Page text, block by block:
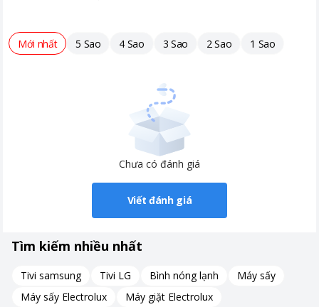
Mặt trước và mặt sau của Galaxy S23 FE đều trang bị kính
Corning Gorilla Glass 5, giúp hạn chế trầy xước và nứt vỡ khi va
Thêm vào đó, điện thoại đạt chuẩn kháng bụi và nước IP68,
đảm bảo an toàn hơn trong nhiều môi trường.
Phiên bản Fan Edition này cung cấp 4 tùy chọn màu cơ bản:
Trắng Cream, Xanh Mint, Xám Graphite, và Tím Purple.
Các màu sắc này, lấy cảm hứng từ thiên nhiên, kết hợp với
khung viền kim loại, tạo nên vẻ ngoài nổi bật và lôi cuốn.
Mới nhất 5 Sao 4 Sao 3 Sao 2 Sao 1 Sao
Chưa có đánh giá
Viết đánh giá
Tìm kiếm nhiều nhất
Tivi samsung Tivi LG Bình nóng lạnh
Máy sấy
Máy sấy Electrolux
Máy giặt Electrolux